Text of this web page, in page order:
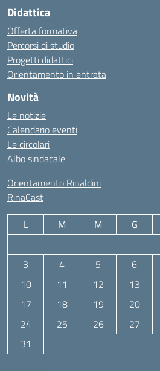
Didattica
Offerta formativa
Percorsi di studio
Progetti didattici
Orientamento in entrata
Novità
Le notizie
Calendario eventi
Le circolari
Albo sindacale
Orientamento Rinaldini
RinaCast
L M M G
3
4 5 6
10
11 12 13
17
18 19 20
24
25 26 27
31